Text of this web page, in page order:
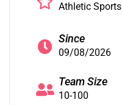
Athletic Sports
Since
09/08/2026
Team Size
10-100